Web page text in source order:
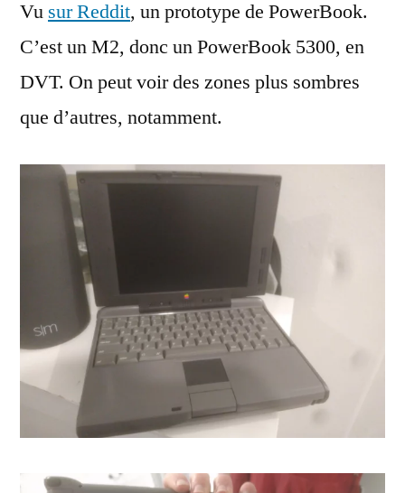
Vu sur Reddit, un prototype de PowerBook.
C’est un M2, donc un PowerBook 5300, en
DVT. On peut voir des zones plus sombres
que d’autres, notamment.